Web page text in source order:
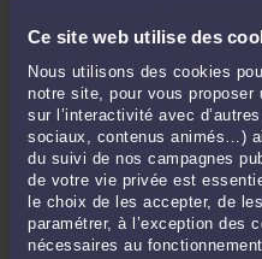
Ce site web utilise des
Nous utilisons des cookies
notre site, pour vous
sur l’interactivité avec
sociaux, contenus animés…)
du suivi de nos campagnes
de votre vie privée est
le choix de les accepter, de
paramétrer, à l’exception des
nécessaires au
Janvier 2023
Décembre 2022
Novembre 2022
Octobre 2022
Septembre 2022
Août 2022
Juillet 2022